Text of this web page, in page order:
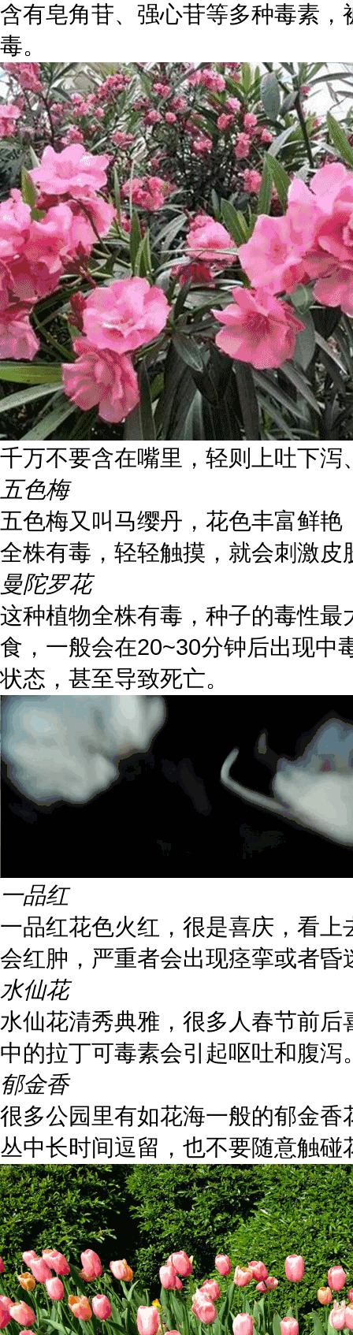
含有皂角苷、强心苷等多种毒素
毒。
千万不要含在嘴里，轻则上吐下
五色梅
五色梅又叫马缨丹，花色丰富鲜
全株有毒，轻轻触摸，就会刺激
曼陀罗花
这种植物全株有毒，种子的毒性
食，一般会在20~30分钟后出现中
状态，甚至导致死亡。
一品红
一品红花色火红，很是喜庆，看
会红肿，严重者会出现痉挛或者
水仙花
水仙花清秀典雅，很多人春节前
中的拉丁可毒素会引起呕吐和腹
郁金香
很多公园里有如花海一般的郁金
丛中长时间逗留，也不要随意触碰